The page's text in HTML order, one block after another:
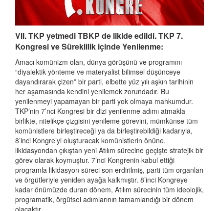
VII. TKP yetmedi TBKP de likide edildi. TKP 7.
Kongresi ve Süreklilik içinde Yenilenme:
Amacı komünizm olan, dünya görüşünü ve programını
“diyalektik yönteme ve materyalist bilimsel düşünceye
dayandırarak çizen” bir parti, elbette yüz yılı aşkın tarihinin
her aşamasında kendini yenilemek zorundadır. Bu
yenilenmeyi yapamayan bir parti yok olmaya mahkumdur.
TKP’nin 7’nci Kongresi bir dizi yenilenme adımı atmakla
birlikte, nitelikçe çizgisini yenileme görevini, mümkünse tüm
komünistlere birleştireceği ya da birleştirebildiği kadarıyla,
8’inci Kongre’yi oluşturacak komünistlerin önüne,
likidasyondan çıkıştan yeni Atılım sürecine geçişte stratejik bir
görev olarak koymuştur. 7’nci Kongrenin kabul ettiği
programla likidasyon süreci son erdirilmiş, parti tüm organları
ve örgütleriyle yeniden ayağa kalkmıştır. 8’inci Kongreye
kadar önümüzde duran dönem, Atılım sürecinin tüm ideolojik,
programatik, örgütsel adımlarının tamamlandığı bir dönem
olacaktır.